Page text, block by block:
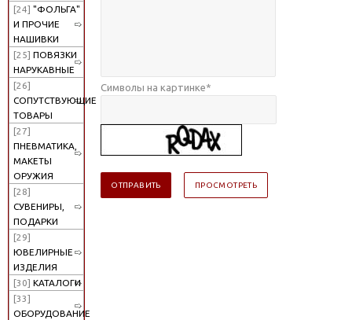
[24] "ФОЛЬГА"
И ПРОЧИЕ
НАШИВКИ
[25] ПОВЯЗКИ
НАРУКАВНЫЕ
[26]
СОПУТСТВУЮЩИЕ
ТОВАРЫ
[27]
ПНЕВМАТИКА,
МАКЕТЫ
ОРУЖИЯ
[28]
СУВЕНИРЫ,
ПОДАРКИ
[29]
ЮВЕЛИРНЫЕ
ИЗДЕЛИЯ
[30] КАТАЛОГИ
[33]
ОБОРУДОВАНИЕ
Символы на картинке*